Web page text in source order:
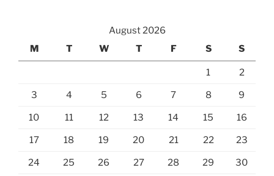
August 2026
M
T W T F S S
1 2
3 4 5 6 7 8 9
10 11 12 13 14 15 16
17 18 19 20 21 22 23
24 25 26 27 28 29 30